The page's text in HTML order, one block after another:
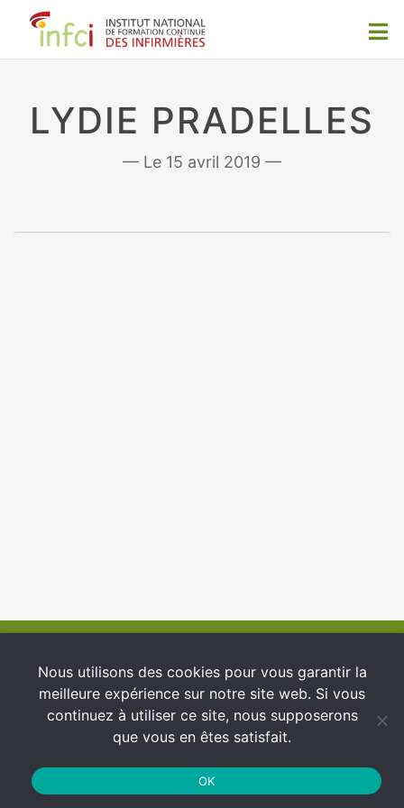
LYDIE PRADELLES
15 avril 2019
Nous utilisons des cookies pour vous garantir la
meilleure expérience sur notre site web. Si vous
continuez à utiliser ce site, nous supposerons
que vous en êtes satisfait.
OK
Conditions générales d’utilisation
Protection des Données